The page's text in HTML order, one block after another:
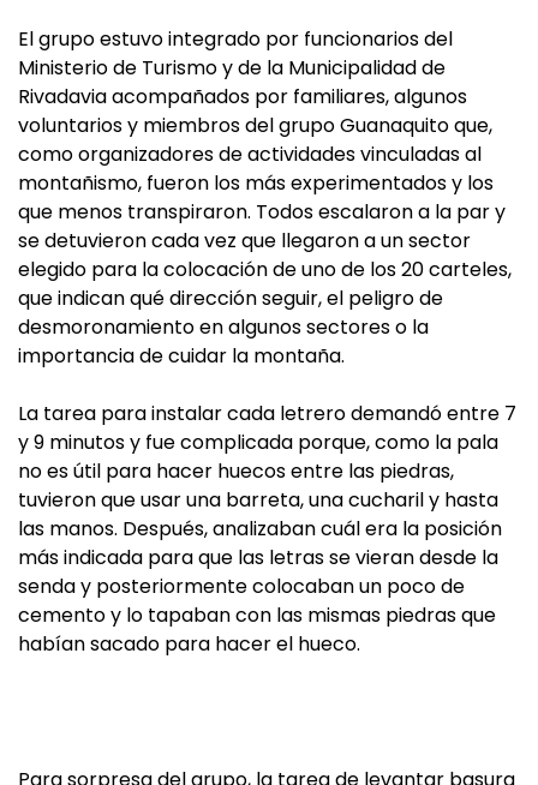
El grupo estuvo integrado por funcionarios del
Ministerio de Turismo y de la Municipalidad de
Rivadavia acompañados por familiares, algunos
voluntarios y miembros del grupo Guanaquito que,
como organizadores de actividades vinculadas al
montañismo, fueron los más experimentados y los
que menos transpiraron. Todos escalaron a la par y
se detuvieron cada vez que llegaron a un sector
elegido para la colocación de uno de los 20 carteles,
que indican qué dirección seguir, el peligro de
desmoronamiento en algunos sectores o la
importancia de cuidar la montaña.
La tarea para instalar cada letrero demandó entre 7
y 9 minutos y fue complicada porque, como la pala
no es útil para hacer huecos entre las piedras,
tuvieron que usar una barreta, una cucharil y hasta
las manos. Después, analizaban cuál era la posición
más indicada para que las letras se vieran desde la
senda y posteriormente colocaban un poco de
cemento y lo tapaban con las mismas piedras que
habían sacado para hacer el hueco.